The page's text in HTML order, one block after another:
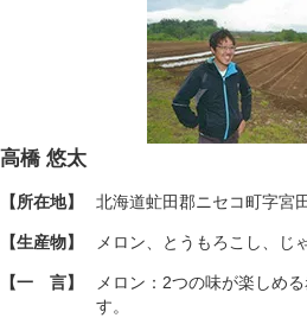
高橋 悠太
【所在地】 北海道虻田郡ニセコ町字宮
【生産物】 メロン、とうもろこし、じ
【一 言】
メロン：2つの味が楽しめ
す。